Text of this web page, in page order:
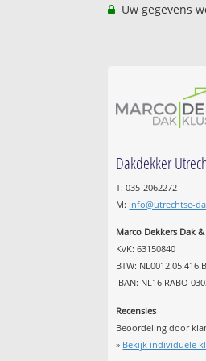
Uw gegevens
Dakdekker
T: 035-2062272
M: info@utrechtse-
Marco Dekkers Dak
KvK: 63150840
BTW:
IBAN: NL16 RABO
Recensies
Beoordeling door
» Bekijk individuele